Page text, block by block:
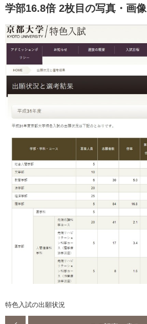
学部16.8倍 2枚目の写真・画像
特色入試の出願状況